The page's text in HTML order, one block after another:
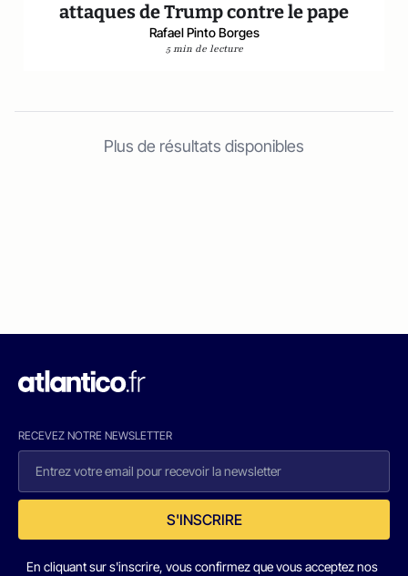
attaques de Trump contre le pape
Rafael Pinto Borges
5 min de lecture
Plus de résultats disponibles
RECEVEZ NOTRE NEWSLETTER
S'INSCRIRE
En cliquant sur s'inscrire, vous confirmez que vous acceptez nos